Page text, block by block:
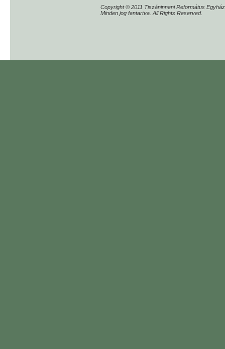
Copyright © 2011 Tiszáninneni Református
Minden jog fentartva. All Rights Reserved.